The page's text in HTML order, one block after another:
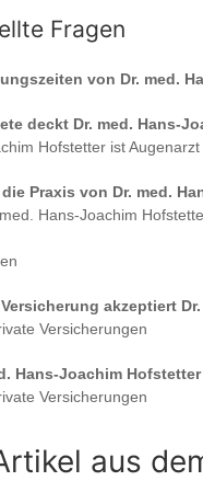
Fragen
von Dr. med.
deckt Dr. med. Hans-
Hofstetter istAugenarzt
Praxis von Dr. med.
Hans-Joachim
akzeptiert
Versicherungen
Hans-Joachim Hofstetter
Versicherungen
aus